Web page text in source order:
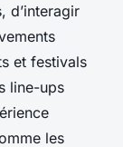
d’interagir
et festivals
line-ups
les